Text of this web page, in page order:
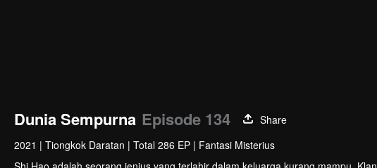
Dunia Sempurna Episode 134
Share
2021 | Tiongkok Daratan | Total 286 EP | Fantasi Misterius